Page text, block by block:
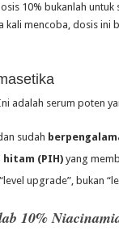
10% bukanlah untuk
kali mencoba, dosis ini
adalah serum poten
sudah
hitam (PIH)yang
upgrade”, bukan
10%